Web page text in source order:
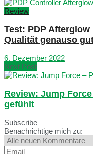
Review
Test: PDP
Qualität genauso
6. Dezember 2022
Next Post
Review: Jump
gefühlt
Subscribe
Benachrichtige mich zu: